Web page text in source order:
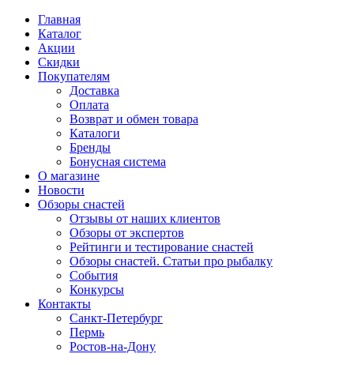
Главная
Каталог
Акции
Скидки
Покупателям
Доставка
Оплата
Возврат и обмен товара
Каталоги
Бренды
Бонусная система
О магазине
Новости
Обзоры снастей
Отзывы от наших клиентов
Обзоры от экспертов
Рейтинги и тестирование снастей
Обзоры снастей. Статьи про рыбалку
События
Конкурсы
Контакты
Санкт-Петербург
Пермь
Ростов-на-Дону